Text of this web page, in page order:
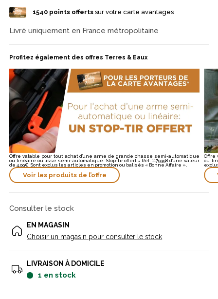
d’accessoires compatibles. La BAR MK4 Composite Black
s’impose ainsi comme une carabine fiable, moderne et
parfaitement adaptée aux chasseurs recherchant performance
et durabilité en battue.
1540points offertssur votre carte avantages
Livré uniquement en France métropolitaine
Profitez également des offres Terres & Eaux
Offre valable pour tout achat d’une arme de grande chasse semi-automatique
ou linéaire ou lisse semi-automatique. Stop-tir offert = Réf. 1179398 d’une valeur
de 4,99€. Sont exclus les articles en promotion ou balisés « Bonne Affaire ».
Voir les produits de l’offre
Offre
ou
Consulter le stock
EN MAGASIN
Choisir un magasin pour consulter le stock
LIVRAISON À DOMICILE
1 en stock